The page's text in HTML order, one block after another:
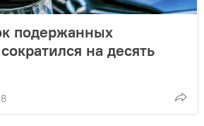
подержанных
на десять